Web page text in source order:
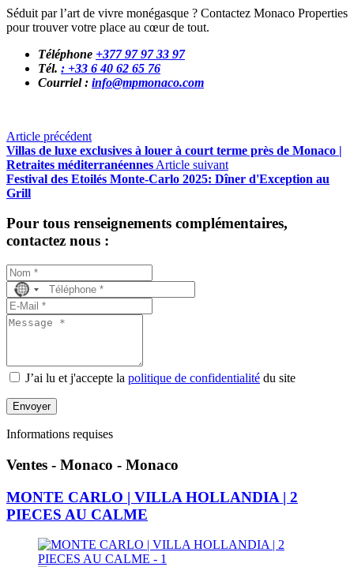
Séduit par l’art de vivre monégasque ? Contactez Monaco Properties
pour trouver votre place au cœur de tout.
Téléphone +377 97 97 33 97
Tél. : +33 6 40 62 65 76
Courriel : info@mpmonaco.com
Article précédent
Villas de luxe exclusives à louer à court terme près de Monaco |
Retraites méditerranéennes Article suivant
Festival des Etoilés Monte-Carlo 2025: Dîner d'Exception au
Grill
Pour tous renseignements complémentaires,
contactez nous :
No
country
selected
J’ai lu et j'accepte la politique de confidentialité du site
Envoyer
Informations requises
Ventes - Monaco - Monaco
MONTE CARLO | VILLA HOLLANDIA | 2
PIECES AU CALME